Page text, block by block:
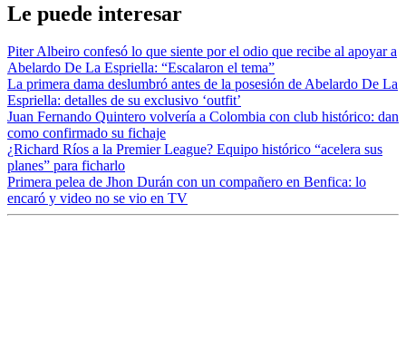
Le puede interesar
Piter Albeiro confesó lo que siente por el odio que recibe al apoyar a
Abelardo De La Espriella: “Escalaron el tema”
La primera dama deslumbró antes de la posesión de Abelardo De La
Espriella: detalles de su exclusivo ‘outfit’
Juan Fernando Quintero volvería a Colombia con club histórico: dan
como confirmado su fichaje
¿Richard Ríos a la Premier League? Equipo histórico “acelera sus
planes” para ficharlo
Primera pelea de Jhon Durán con un compañero en Benfica: lo
encaró y video no se vio en TV